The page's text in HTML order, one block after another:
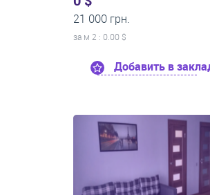
21 000 грн.
за м 2 : 0.00 $
Добавить в